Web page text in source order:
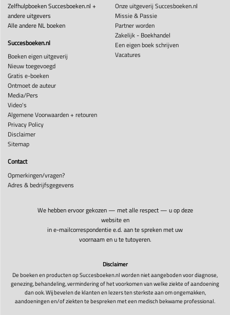
Zelfhulpboeken Succesboeken.nl +
andere uitgevers
Alle andere NL boeken
Succesboeken.nl
Boeken eigen uitgeverij
Nieuw toegevoegd
Gratis e-boeken
Ontmoet de auteur
Media/Pers
Video's
Algemene Voorwaarden + retouren
Privacy Policy
Disclaimer
Sitemap
Onze uitgeverij Succesboeken.nl
Missie & Passie
Partner worden
Zakelijk - Boekhandel
Een eigen boek schrijven
Vacatures
Contact
Opmerkingen/vragen?
Adres & bedrijfsgegevens
We hebben ervoor gekozen — met alle respect — u op deze
website en
in e-mailcorrespondentie e.d. aan te spreken met uw
voornaam en u te tutoyeren.
Disclaimer
De boeken en producten op Succesboeken.nl worden niet aangeboden voor diagnose,
genezing, behandeling, vermindering of het voorkomen van welke ziekte of aandoening
dan ook. Wij bevelen de klanten en lezers ten sterkste aan om ongemakken,
aandoeningen en/of ziekten te bespreken met een medisch bekwame professional.